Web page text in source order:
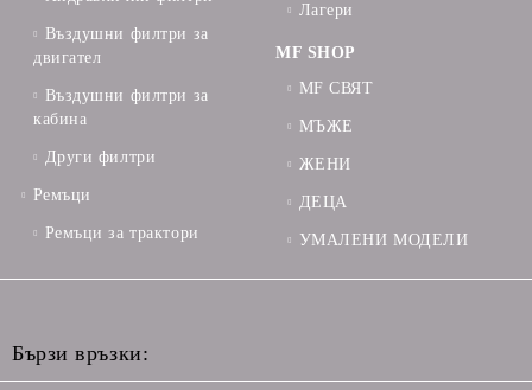
Въздушни филтри за
двигател
Въздушни филтри за
кабина
Други филтри
Ремъци
Ремъци за трактори
Лагери
MF SHOP
MF СВЯТ
МЪЖЕ
ЖЕНИ
ДЕЦА
УМАЛЕНИ МОДЕЛИ
Бързи връзки: